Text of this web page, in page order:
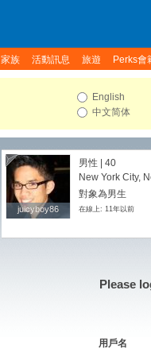
家族 活動訊息 旅遊 Perks會
English
中文简体
juicyboy86
juicyboy86
男性 | 40
New York City,
對象為男生
在線上: 11年以前
Please
用戶名